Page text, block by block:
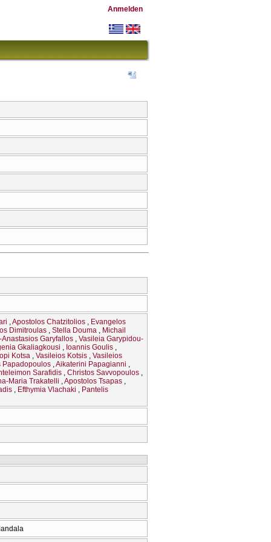
Anmelden
Apostolos Chatzitolios
Evangelos
Dimitroulas Stella Douma
Michail
Garyfallos
Vasileia Garypidou-
Gkaliagkousi
Ioannis Goulis
Kotsa Vasileios Kotsis
Vasileios
Papadopoulos Aikaterini Papagianni
Sarafidis
Christos Savvopoulos
Maria Trakatelli
Apostolos Tsapas
Efthymia Vlachaki
Pantelis